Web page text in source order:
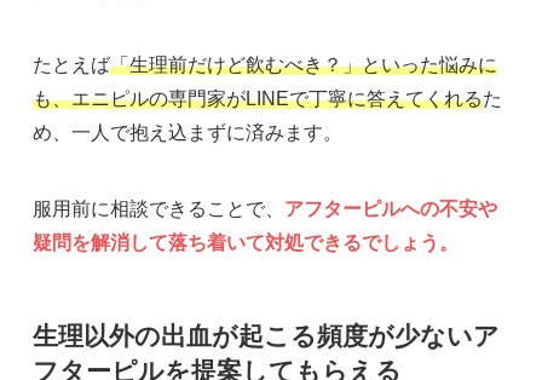
たとえば「生理前だけど飲むべき？」といった悩みに
も、エニピルの専門家がLINEで丁寧に答えてくれるた
め、一人で抱え込まずに済みます。
服用前に相談できることで、 アフターピルへの不安や
疑問を解消して落ち着いて対処できるでしょう。
生理以外の出血が起こる頻度が少ないア
フターピルを提案してもらえる